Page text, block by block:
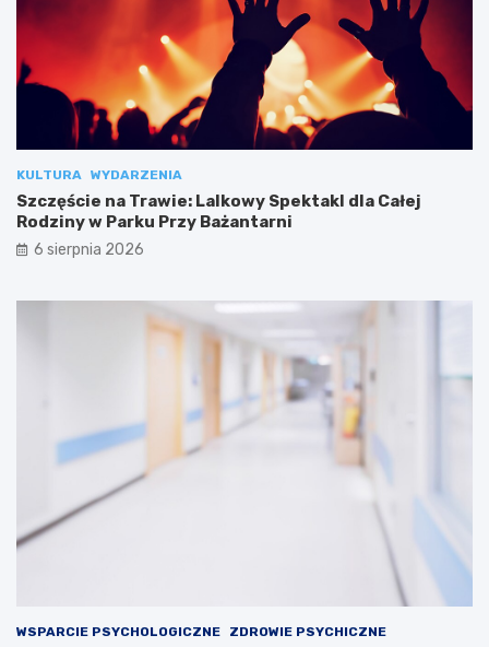
KULTURA WYDARZENIA
Szczęście na Trawie: Lalkowy Spektakl dla Całej
Rodziny w Parku Przy Bażantarni
6 sierpnia 2026
WSPARCIE PSYCHOLOGICZNE ZDROWIE PSYCHICZNE